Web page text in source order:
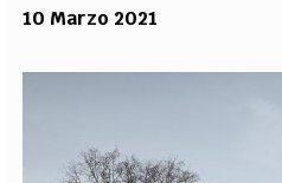
10 Marzo 2021